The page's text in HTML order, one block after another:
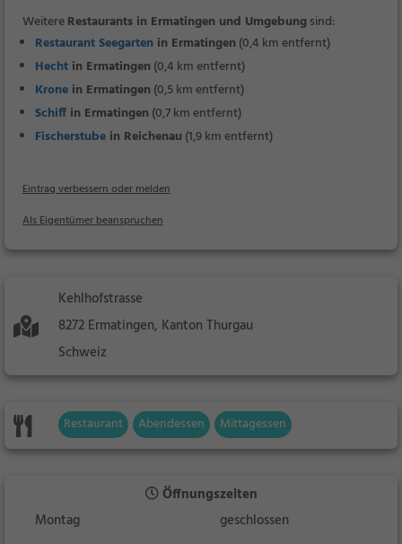
WeitereRestaurants in Ermatingen und Umgebungsind:
Restaurant Seegarten in Ermatingen (0,4 km entfernt)
Hecht in Ermatingen (0,4 km entfernt)
Krone in Ermatingen (0,5 km entfernt)
Schiff in Ermatingen (0,7 km entfernt)
Fischerstube in Reichenau (1,9 km entfernt)
Eintrag verbessern oder melden
Als Eigentümer beanspruchen
Kehlhofstrasse
8272 Ermatingen, Kanton Thurgau
Schweiz
Restaurant Abendessen Mittagessen
Öffnungszeiten
Montag
geschlossen